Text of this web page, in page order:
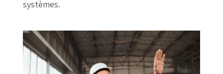
systèmes.